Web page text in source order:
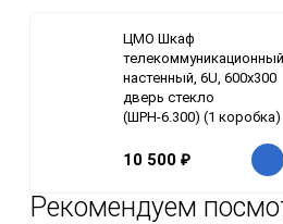
ЦМО Шкаф
телекоммуникационный
настенный, 6U, 600х300
дверь стекло
(ШРН-6.300) (1 коробка)
10 500 ₽
Рекомендуем